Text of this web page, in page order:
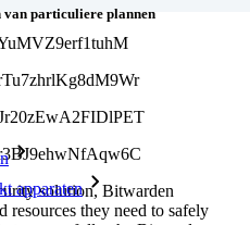
particuliere plannen
apparaten
solution, Bitwarden
resources they need to safely